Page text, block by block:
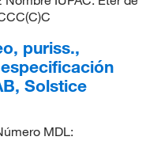
puriss.,
Solstice
MDL: